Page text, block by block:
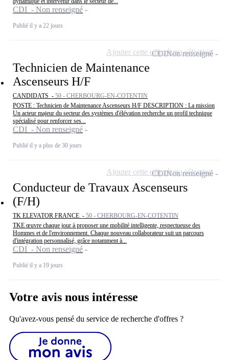
CDI - Non renseigné
Publié il y a 22 jours
Technicien de Maintenance
Ascenseurs H/F
CANDIDATS - 50 - CHERBOURG-EN-COTENTIN
POSTE : Technicien de Maintenance Ascenseurs H/F DESCRIPTION : La mission
Un acteur majeur du secteur des systèmes d'élévation recherche un profil technique
spécialisé pour renforcer ses...
CDI - Non renseigné
Publié il y a plus de 30 jours
CDINon renseigné
Ajouter cette offre à ma sélection
Conducteur de Travaux Ascenseurs
(F/H)
TK ELEVATOR FRANCE - 50 - CHERBOURG-EN-COTENTIN
TKE œuvre chaque jour à proposer une mobilité intelligente, respectueuse des
Hommes et de l'environnement. Chaque nouveau collaborateur suit un parcours
d'intégration personnalisé, grâce notamment à...
CDI - Non renseigné
Publié il y a 19 jours
CDINon renseigné
Ajouter cette offre à ma sélection
Votre avis nous intéresse
Qu'avez-vous pensé du service de recherche d'offres ?